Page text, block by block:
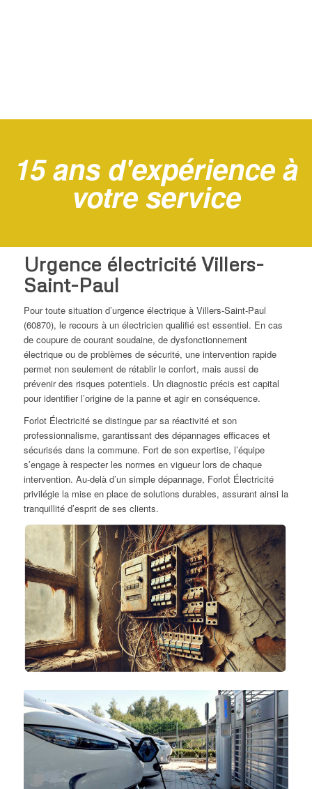
15 ans d'expérience à
votre service
Urgence électricité Villers-
Saint-Paul
Pour toute situation d’urgence électrique à Villers-Saint-Paul
(60870), le recours à un électricien qualifié est essentiel. En cas
de coupure de courant soudaine, de dysfonctionnement
électrique ou de problèmes de sécurité, une intervention rapide
permet non seulement de rétablir le confort, mais aussi de
prévenir des risques potentiels. Un diagnostic précis est capital
pour identifier l’origine de la panne et agir en conséquence.
Forlot Électricité se distingue par sa réactivité et son
professionnalisme, garantissant des dépannages efficaces et
sécurisés dans la commune. Fort de son expertise, l’équipe
s’engage à respecter les normes en vigueur lors de chaque
intervention. Au-delà d’un simple dépannage, Forlot Électricité
privilégie la mise en place de solutions durables, assurant ainsi la
tranquillité d’esprit de ses clients.